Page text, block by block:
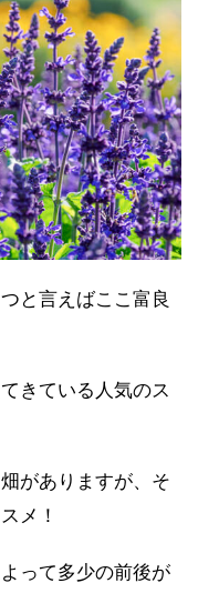
と言えばここ富良
きている人気のス
がありますが、そ
メ！
って多少の前後が